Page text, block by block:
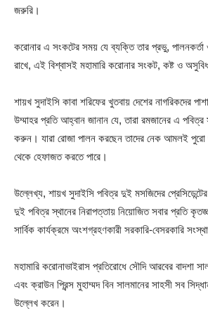
জরুরি।
করোনার এ সংকটের সময় যে ব্যক্তি তার প্রভু, পালনকর্তা
রাখে, এই বিশ্বাসই মহামারি করোনার সংকট, কষ্ট ও
শায়খ সুদাইসি কাবা শরিফের খুতবায় দেশের নাগরিকদের
উম্মাহর প্রতি আহ্বান জানান যে, তারা রমজানের এ
করুন। যারা রোজা পালন করছেন তাদের নেক আমলই পুরো
থেকে হেফাজত করতে পারে।
উল্লেখ্য, শায়খ সুদাইসি পবিত্র দুই মসজিদের
দুই পবিত্র স্থানের নিরাপত্তায় নিয়োজিত সবার প্রতি
সার্বিক কার্যক্রমে অংশগ্রহণকারী সরকারি-বেসরকারি
মহামারি করোনাভাইরাস প্রতিরোধে সৌদি আরবের বাদশা
এবং ক্রাউন প্রিন্স মুহাম্মদ বিন সালমানের সাহসী সব
উল্লেখ করেন।